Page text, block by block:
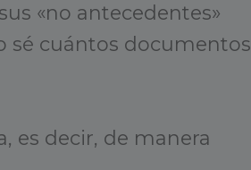
«no antecedentes»
sé cuántos documentos
es decir, de manera